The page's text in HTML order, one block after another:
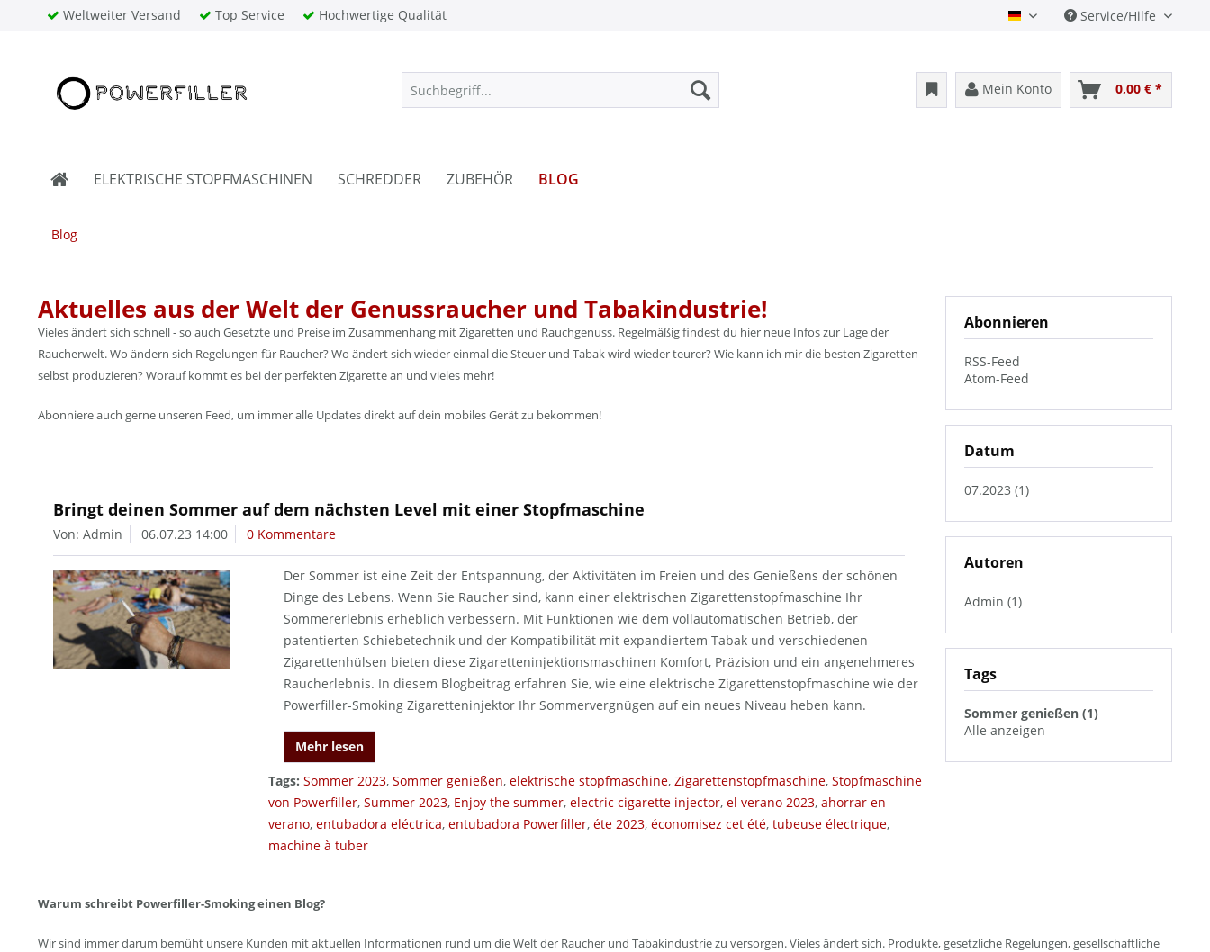
Weltweiter Versand Top Service Hochwertige Qualität Deutsch Service/Hilfe
Mein Konto 0,00 € *
ELEKTRISCHE STOPFMASCHINEN SCHREDDER ZUBEHÖR BLOG
Blog
Abonnieren
RSS-Feed
Atom-Feed
Datum
07.2023 (1)
Autoren
Admin (1)
Tags
Sommer genießen (1)
Alle anzeigen
Aktuelles aus der Welt der Genussraucher und Tabakindustrie!
Vieles ändert sich schnell - so auch Gesetzte und Preise im Zusammenhang mit Zigaretten und Rauchgenuss. Regelmäßig findest du hier neue Infos zur Lage der
Raucherwelt. Wo ändern sich Regelungen für Raucher? Wo ändert sich wieder einmal die Steuer und Tabak wird wieder teurer? Wie kann ich mir die besten Zigaretten
selbst produzieren? Worauf kommt es bei der perfekten Zigarette an und vieles mehr!
Abonniere auch gerne unseren Feed, um immer alle Updates direkt auf dein mobiles Gerät zu bekommen!
Bringt deinen Sommer auf dem nächsten Level mit einer Stopfmaschine
Von: Admin 06.07.23 14:00 0 Kommentare
Der Sommer ist eine Zeit der Entspannung, der Aktivitäten im Freien und des Genießens der schönen
Dinge des Lebens. Wenn Sie Raucher sind, kann einer elektrischen Zigarettenstopfmaschine Ihr
Sommererlebnis erheblich verbessern. Mit Funktionen wie dem vollautomatischen Betrieb, der
patentierten Schiebetechnik und der Kompatibilität mit expandiertem Tabak und verschiedenen
Zigarettenhülsen bieten diese Zigaretteninjektionsmaschinen Komfort, Präzision und ein angenehmeres
Raucherlebnis. In diesem Blogbeitrag erfahren Sie, wie eine elektrische Zigarettenstopfmaschine wie der
Powerfiller-Smoking Zigaretteninjektor Ihr Sommervergnügen auf ein neues Niveau heben kann.
Mehr lesen
Tags: Sommer 2023, Sommer genießen, elektrische stopfmaschine, Zigarettenstopfmaschine, Stopfmaschine
von Powerfiller, Summer 2023, Enjoy the summer, electric cigarette injector, el verano 2023, ahorrar en
verano, entubadora eléctrica, entubadora Powerfiller, éte 2023, économisez cet été, tubeuse électrique,
machine à tuber
Warum schreibt Powerfiller-Smoking einen Blog?
Wir sind immer darum bemüht unsere Kunden mit aktuellen Informationen rund um die Welt der Raucher und Tabakindustrie zu versorgen. Vieles ändert sich. Produkte, gesetzliche Regelungen, gesellschaftliche